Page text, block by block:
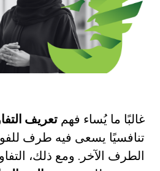
غالبًا ما يُساء فهم تعريف
تنافسيًا يسعى فيه طرف
الطرف الآخر. ومع ذلك،